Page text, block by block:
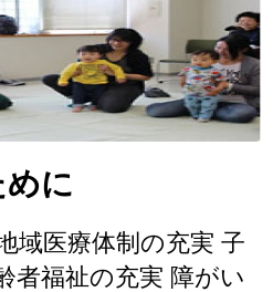
めに
域医療体制の充実 子
者福祉の充実 障がい